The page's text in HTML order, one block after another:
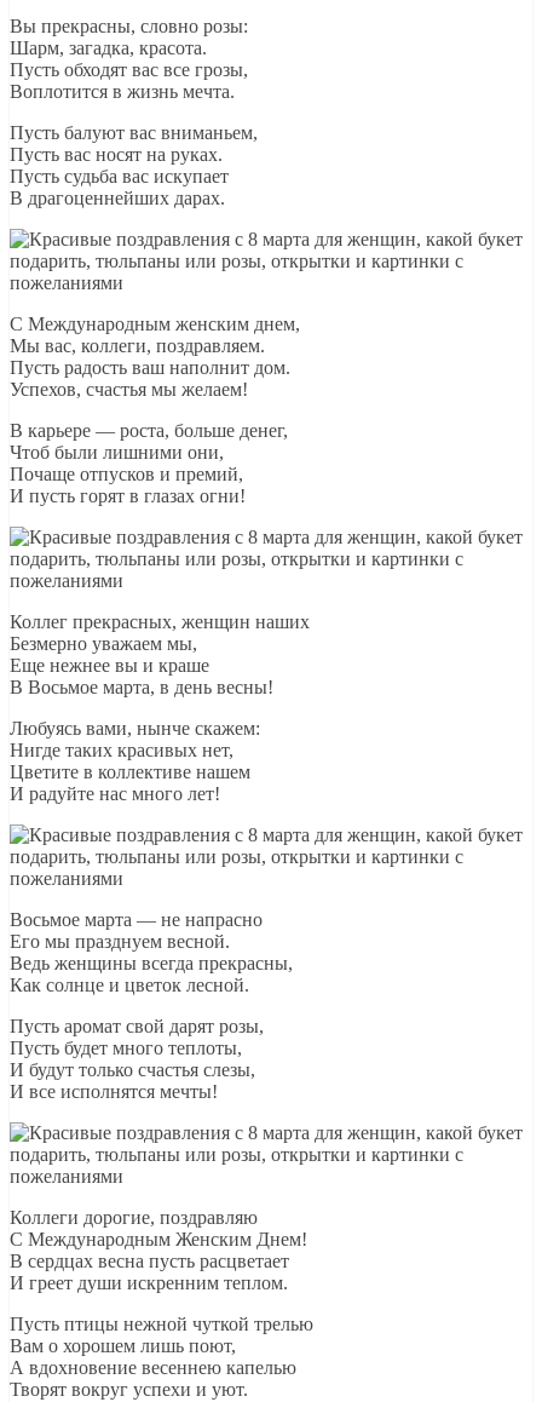
Вы прекрасны, словно розы:
Шарм, загадка, красота.
Пусть обходят вас все грозы,
Воплотится в жизнь мечта.
Пусть балуют вас вниманьем,
Пусть вас носят на руках.
Пусть судьба вас искупает
В драгоценнейших дарах.
С Международным женским днем,
Мы вас, коллеги, поздравляем.
Пусть радость ваш наполнит дом.
Успехов, счастья мы желаем!
В карьере — роста, больше денег,
Чтоб были лишними они,
Почаще отпусков и премий,
И пусть горят в глазах огни!
Коллег прекрасных, женщин наших
Безмерно уважаем мы,
Еще нежнее вы и краше
В Восьмое марта, в день весны!
Любуясь вами, нынче скажем:
Нигде таких красивых нет,
Цветите в коллективе нашем
И радуйте нас много лет!
Восьмое марта — не напрасно
Его мы празднуем весной.
Ведь женщины всегда прекрасны,
Как солнце и цветок лесной.
Пусть аромат свой дарят розы,
Пусть будет много теплоты,
И будут только счастья слезы,
И все исполнятся мечты!
Коллеги дорогие, поздравляю
С Международным Женским Днем!
В сердцах весна пусть расцветает
И греет души искренним теплом.
Пусть птицы нежной чуткой трелью
Вам о хорошем лишь поют,
А вдохновение весеннею капелью
Творят вокруг успехи и уют.